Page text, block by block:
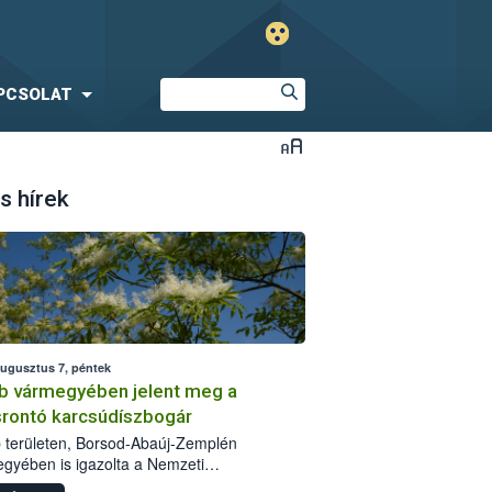
hírek
7, péntek
vármegyében jelent meg a
karcsúdíszbogár
területen, Borsod-Abaúj-Zemplén
is igazolta a Nemzeti
biztonsági Hivatal (Nébih) a